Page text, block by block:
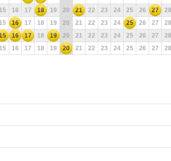
15 16 17 18 19 20 21 22 23 24 25 26 27 28
15 16 17 18 19 20 21 22 23 24 25 26 27 28
16 17 18 19 20 21 22 23 24 25 26 27 28
15 16 17 18 19 20 21 22 23 24 25 26 27 28